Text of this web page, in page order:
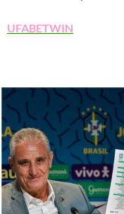
UFABETWIN